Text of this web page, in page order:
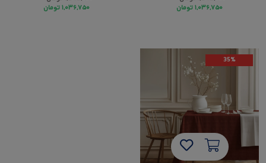
۱,۰۳۶,۷۵۰تومان
۱,۰۳۶,۷۵۰تومان
35%